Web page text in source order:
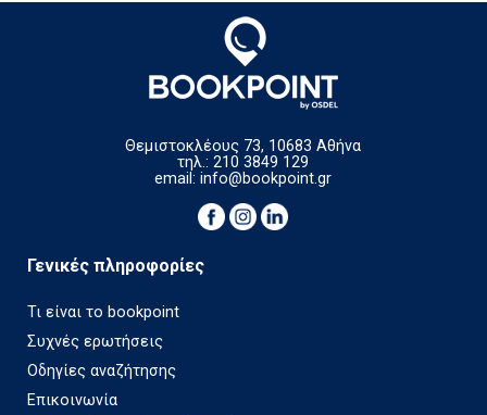
Θεμιστοκλέους 73, 10683 Αθήνα
τηλ.: 210 3849 129
email:info@bookpoint.gr
Γενικές πληροφορίες
Τι είναι το bookpoint
Συχνές ερωτήσεις
Οδηγίες αναζήτησης
Επικοινωνία